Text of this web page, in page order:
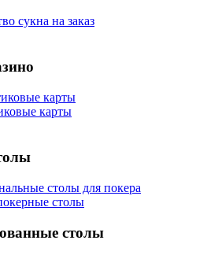
сукна на заказ
карты
карты
столы для покера
столы
столы